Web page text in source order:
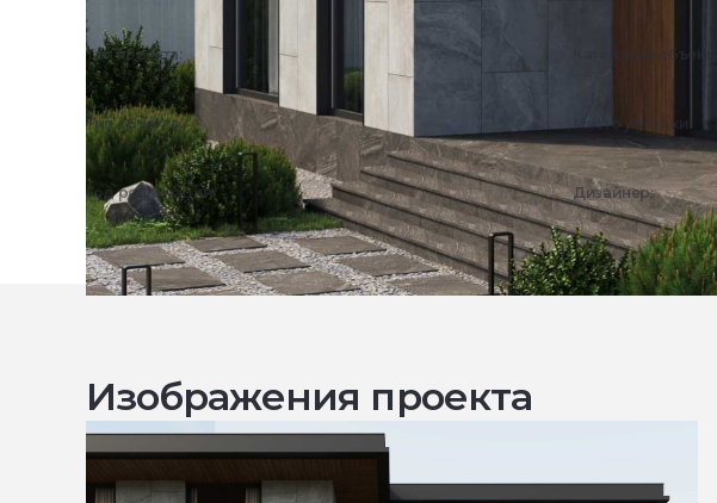
Тип проекта:
3D визуализация
Категория объекта:
Тип объекта:
Частный дом
Место укладки:
Фасад
Год реализации:
2023
Дизайнер:
Эстима Дизайн
Изображения проекта